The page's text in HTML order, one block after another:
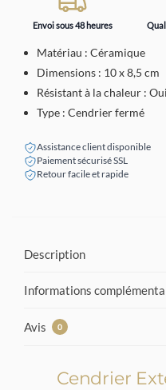
Envoi sous 48 heures
Matériau : Céramique
Dimensions : 10 x 8,5 cm
Résistant à la chaleur : Oui
Type : Cendrier fermé
Assistance client disponible
Paiement sécurisé SSL
Retour facile et rapide
Description
Informations
Avis 0
Cendrier